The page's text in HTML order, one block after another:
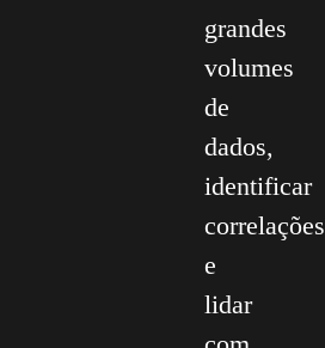
grandes
volumes
de
dados,
identificar
correlações
e
lidar